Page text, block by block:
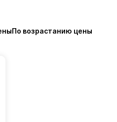
По возрастанию цены